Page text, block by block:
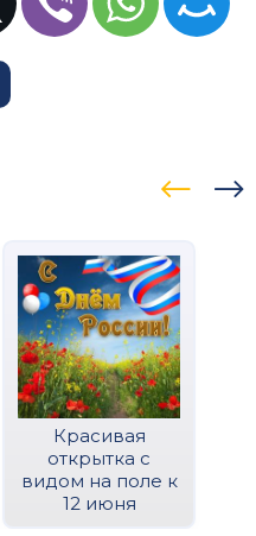
Красивая
открытка с
видом на поле к
12 июня